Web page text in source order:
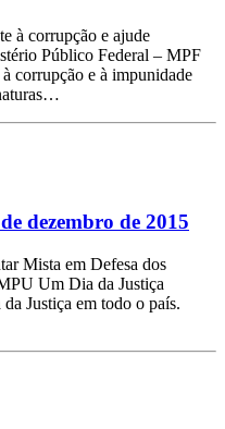
à corrupção e ajude
Público Federal – MPF
corrupção e à impunidade
dezembro de 2015
Mista em Defesa dos
Um Dia da Justiça
Justiça em todo o país.